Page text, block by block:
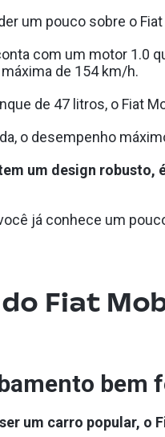
um pouco sobre o
com um motor 1.0
de 154 km/h.
de 47 litros, o Fiat
o desempenho
um design
já conhece um
Fiat
bem
um carro popular, o